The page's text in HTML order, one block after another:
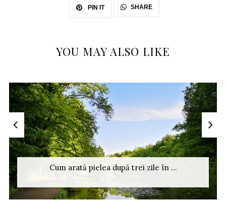
PIN IT SHARE
YOU MAY ALSO LIKE
Cum arată pielea după trei zile în ...